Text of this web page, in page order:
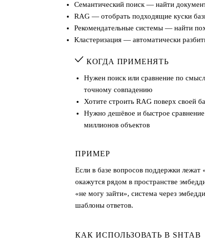
Семантический поиск — найти
RAG — отобрать подходящие куски
Рекомендательные системы — найти
Кластеризация — автоматически
КОГДА ПРИМЕНЯТЬ
Нужен поиск или сравнение по
точному совпадению
Хотите строить RAG поверх своей
Нужно дешёвое и быстрое
миллионов объектов
ПРИМЕР
Если в базе вопросов поддержки лежат
окажутся рядом в пространстве
«не могу зайти», система через
шаблоны ответов.
КАК ИСПОЛЬЗОВАТЬ В SHTAB